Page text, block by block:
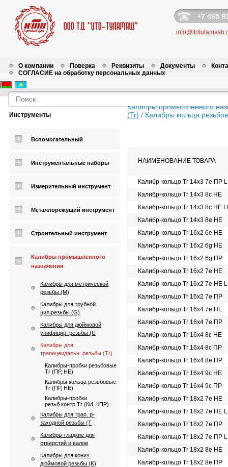
+7 495
О компании Поверка Реквизиты Документы
СОГЛАСИЕ на обработку персональных данных
Инструменты
Вспомогательный
Инструментальные наборы
Измерительный инструмент
Металлорежущий инструмент
Строительный инструмент
Калибры промышленного
назначения
Калибры для метрической
резьбы (М)
Калибры для трубной
цил.резьбы (G)
Калибры для дюймовой
унифицир. резьбы (U
Калибры для
трапецеидальн. резьбы (Tr)
Калибры-пробки резьбовые
Tr (ПР, НЕ)
Калибры кольца резьбовые
Tr (ПР, НЕ)
Калибры-пробки
резьб.контр.Tr (КИ, КПР)
Калибры для трап. p-
заходной резьбы (T
Калибры гладкие для
отверстий и валов
Калибры для конич.
дюймовой резьбы (K)
Калибры промышленного
(Tr) / Калибры кольца
НАИМЕНОВАНИЕ ТОВАРА
Калибр-кольцо Tr 14х3 7e ПР
Калибр-кольцо Tr 14х3 8c НЕ
Калибр-кольцо Tr 14х3 8c НЕ
Калибр-кольцо Tr 14х3 8e НЕ
Калибр-кольцо Tr 16х2 6e НЕ
Калибр-кольцо Tr 16х2 6g НЕ
Калибр-кольцо Tr 16х2 6g ПР
Калибр-кольцо Tr 16х2 7e НЕ
Калибр-кольцо Tr 16х2 7e НЕ
Калибр-кольцо Tr 16х2 7e ПР
Калибр-кольцо Tr 16х4 7e НЕ
Калибр-кольцо Tr 16х4 7e ПР
Калибр-кольцо Tr 16х4 8c НЕ
Калибр-кольцо Tr 16х4 8c ПР
Калибр-кольцо Tr 16х4 8e ПР
Калибр-кольцо Tr 16х4 9c НЕ
Калибр-кольцо Tr 16х4 9c ПР
Калибр-кольцо Tr 18х2 7e НЕ
Калибр-кольцо Tr 18х2 7e НЕ
Калибр-кольцо Tr 18х2 7e ПР
Калибр-кольцо Tr 18х2 7e ПР
Калибр-кольцо Tr 18х2 8e НЕ
Калибр-кольцо Tr 18х2 8e ПР